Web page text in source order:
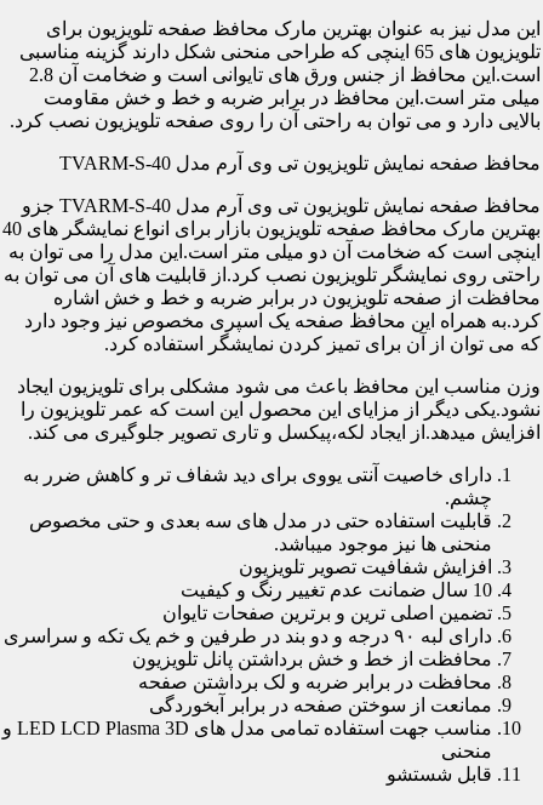
این مدل نیز به عنوان بهترین مارک محافظ صفحه تلویزیون برای
تلویزیون های 65 اینچی که طراحی منحنی شکل دارند گزینه مناسبی
است.این محافظ از جنس ورق های تایوانی است و ضخامت آن 2.8
میلی متر است.این محافظ در برابر ضربه و خط و خش مقاومت
بالایی دارد و می توان به راحتی آن را روی صفحه تلویزیون نصب کرد.
محافظ صفحه نمایش تلویزیون تی وی آرم مدل TVARM-S-40
محافظ صفحه نمایش تلویزیون تی وی آرم مدل TVARM-S-40 جزو
بهترین مارک محافظ صفحه تلویزیون بازار برای انواع نمایشگر های 40
اینچی است که ضخامت آن دو میلی متر است.این مدل را می توان به
راحتی روی نمایشگر تلویزیون نصب کرد.از قابلیت های آن می توان به
محافظت از صفحه تلویزیون در برابر ضربه و خط و خش اشاره
کرد.به همراه این محافظ صفحه یک اسپری مخصوص نیز وجود دارد
که می توان از آن برای تمیز کردن نمایشگر استفاده کرد.
وزن مناسب این محافظ باعث می شود مشکلی برای تلویزیون ایجاد
نشود.یکی دیگر از مزایای این محصول این است که عمر تلویزیون را
افزایش میدهد.از ایجاد لکه،پیکسل و تاری تصویر جلوگیری می کند.
دارای خاصیت آنتی یووی برای دید شفاف تر و کاهش ضرر به
چشم.
قابلیت استفاده حتی در مدل های سه بعدی و حتی مخصوص
منحنی ها نیز موجود میباشد.
افزایش شفافیت تصویر تلویزیون
10 سال ضمانت عدم تغییر رنگ و کیفیت
تضمین اصلی ترین و برترین صفحات تایوان
دارای لبه ۹۰ درجه و دو بند در طرفین و خم یک تکه و سراسری
محافظت از خط و خش برداشتن پانل تلویزیون
محافظت در برابر ضربه و لک برداشتن صفحه
ممانعت از سوختن صفحه در برابر آبخوردگی
مناسب جهت استفاده تمامی مدل های LED LCD Plasma 3D و
منحنی
قابل شستشو